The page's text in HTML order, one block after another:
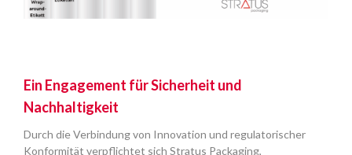
Ein Engagement für Sicherheit und
Nachhaltigkeit
Durch die Verbindung von Innovation und regulatorischer
Konformität verpflichtet sich Stratus Packaging,